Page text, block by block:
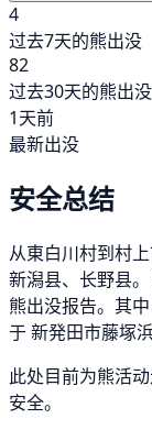
4
过去7天的熊出没
82
过去30天的熊出没
1天前
最新出没
安全总结
从東白川村到村
新潟县、长野县
熊出没报告。其
于 新発田市藤塚
此处目前为熊活
安全。